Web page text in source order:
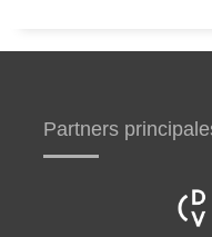
Partners